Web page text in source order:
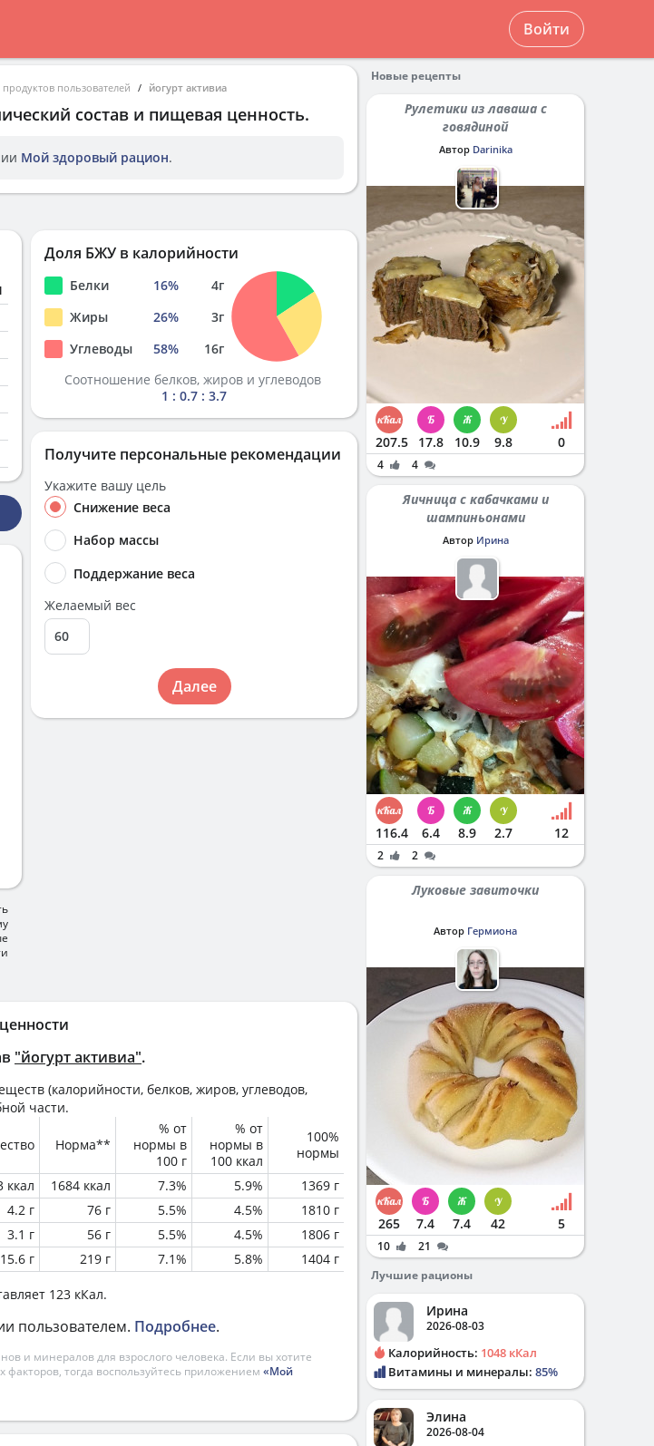
Войти
пользователей йогурт активиа
состав и пищевая ценность.
Мой здоровый рацион.
"йогурт активиа".
(калорийности, белков, жиров, углеводов,
части.
Норма**
% от
нормы в
100 г
% от
нормы в
100 ккал
100%
нормы
ккал 1684 ккал 7.3% 5.9%
1369 г
4.2 г 76 г 5.5% 4.5%
1810 г
3.1 г 56 г 5.5% 4.5%
1806 г
15.6 г 219 г 7.1% 5.8% 1404 г
123 кКал.
пользователем. Подробнее.
и минералов для взрослого человека. Если вы хотите
факторов, тогда воспользуйтесь приложением «Мой
Доля БЖУ в калорийности
Белки 16% 4г
Жиры
26% 3г
Углеводы
58% 16г
Соотношение белков, жиров и углеводов
1 : 0.7 : 3.7
Получите персональные рекомендации
Укажите вашу цель
Снижение веса
Набор массы
Поддержание веса
Желаемый вес
Далее
Новые рецепты
Рулетики из лаваша с
говядиной
Автор Darinika
207.5 17.8 10.9 9.8 0
4 4
Яичница с кабачками и
шампиньонами
Автор Ирина
116.4 6.4 8.9 2.7 12
2 2
Луковые завиточки
Автор Гермиона
265 7.4 7.4 42 5
10
21
Лучшие рационы
Ирина
2026-08-03
Калорийность: 1048 кКал
Витамины и минералы: 85%
Элина
2026-08-04